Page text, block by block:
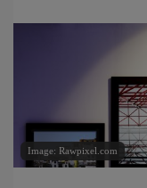
Image: Rawpixel.com